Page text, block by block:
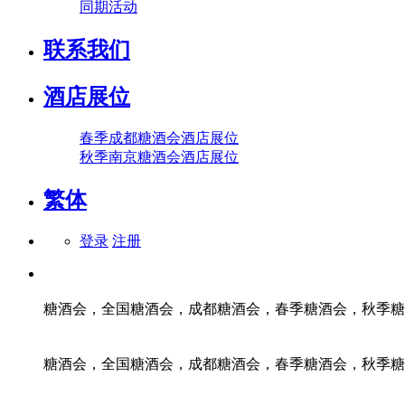
同期活动
联系我们
酒店展位
春季成都糖酒会酒店展位
秋季南京糖酒会酒店展位
繁体
登录 注册
糖酒会，全国糖酒会，成都糖酒会，春季糖酒会，秋季
糖酒会，全国糖酒会，成都糖酒会，春季糖酒会，秋季